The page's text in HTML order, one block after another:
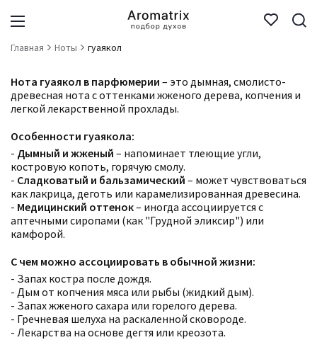
Главная Ноты гуаякол
Нота гуаякол в парфюмерии – это дымная, смолисто-
древесная нота с оттенками жженого дерева, копчения и
легкой лекарственной прохлады.
Особенности гуаякола:
- Дымный и жженый – напоминает тлеющие угли,
костровую копоть, горячую смолу.
- Сладковатый и бальзамический – может чувствоваться
как лакрица, деготь или карамелизированная древесина.
- Медицинский оттенок– иногда ассоциируется с
аптечными сиропами (как "Грудной эликсир") или
камфорой.
С чем можно ассоциировать в обычной жизни:
- Запах костра после дождя.
- Дым от копчения мяса или рыбы (жидкий дым).
- Запах жженого сахара или горелого дерева.
- Гречневая шелуха на раскаленной сковороде.
- Лекарства на основе дегтя или креозота.